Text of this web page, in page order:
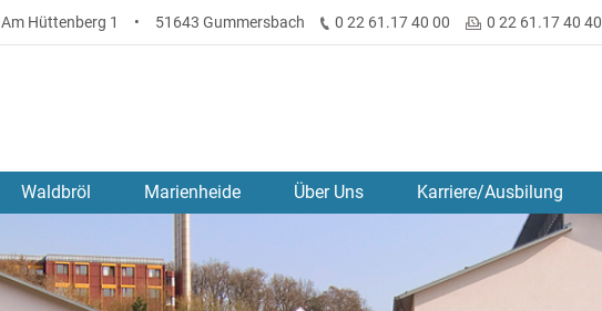
Am Hüttenberg 1 • 51643 Gummersbach 0 22 61.17 40 00 0 22 61.17 40 40
Waldbröl Marienheide Über Uns Karriere/Ausbilung